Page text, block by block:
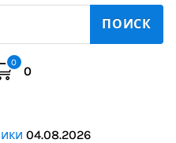
ПОИСК
0
0
04.08.2026